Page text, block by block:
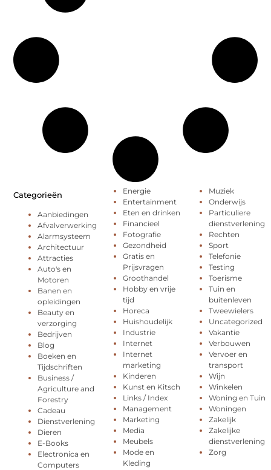
Categorieën
Aanbiedingen
Afvalverwerking
Alarmsysteem
Architectuur
Attracties
Auto's en
Motoren
Banen en
opleidingen
Beauty en
verzorging
Bedrijven
Blog
Boeken en
Tijdschriften
Business /
Agriculture and
Forestry
Cadeau
Dienstverlening
Dieren
E-Books
Electronica en
Computers
Energie
Entertainment
Eten en drinken
Financieel
Fotografie
Gezondheid
Gratis en
Prijsvragen
Groothandel
Hobby en vrije
tijd
Horeca
Huishoudelijk
Industrie
Internet
Internet
marketing
Kinderen
Kunst en Kitsch
Links / Index
Management
Marketing
Media
Meubels
Mode en
Kleding
Muziek
Onderwijs
Particuliere
dienstverlening
Rechten
Sport
Telefonie
Testing
Toerisme
Tuin en
buitenleven
Tweewielers
Uncategorized
Vakantie
Verbouwen
Vervoer en
transport
Wijn
Winkelen
Woning en Tuin
Woningen
Zakelijk
Zakelijke
dienstverlening
Zorg